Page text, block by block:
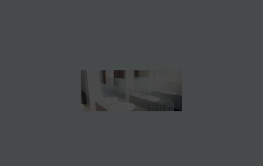
美容外科・美容皮膚科の医師転職体験談
美容クリニックインタビュー